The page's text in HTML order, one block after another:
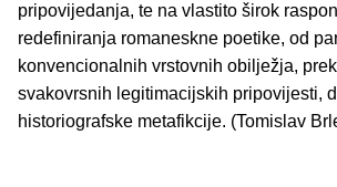
pripovijedanja, te na vlastito širok
redefiniranja romaneskne poetike, od
konvencionalnih vrstovnih obilježja,
svakovrsnih legitimacijskih pripovijesti,
historiografske metafikcije. (Tomislav